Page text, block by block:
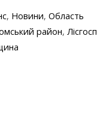
er at y t
, Новини, Область
район, Лісгосп